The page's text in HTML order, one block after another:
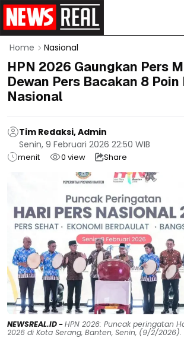
Home Nasional
HPN 2026 Gaungkan Pers
Dewan Pers Bacakan 8
Nasional
Tim Redaksi, Admin
Senin, 9 Februari 2026 22:50 WIB
menit 0 view Share
NEWSREAL.ID -HPN 2026: Puncak peringatan
2026 di Kota Serang, Banten, Senin, (9/2/